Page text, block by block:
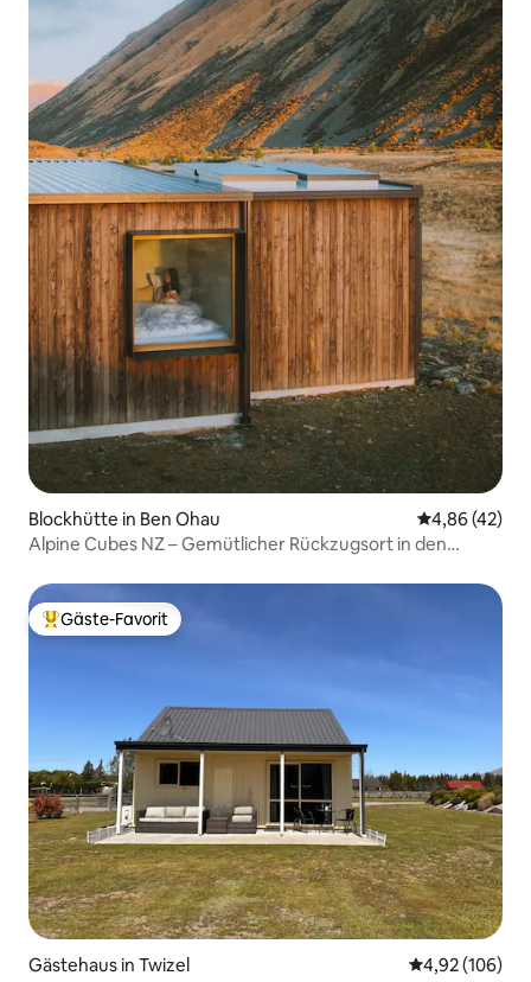
Blockhütte in Ben Ohau
4,86 (42)
Alpine Cubes NZ – Gemütlicher Rückzugsort in den
Beliebter Gäste-Favorit.
Gäste-Favorit
Gästehaus in Twizel
4,92 (106)